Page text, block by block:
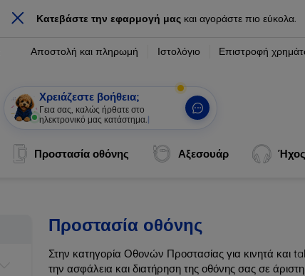
× Κατεβάστε την εφαρμογή μαςκαι αγοράστε πιο εύκολα.
Αποστολή και πληρωμή Ιστολόγιο Επιστροφή
Χρειάζεστε βοήθεια;
Γεια σας, καλώς ήρθατε στο
ηλεκτρονικό μας κατάστημα. |
Προστασία οθόνης Αξεσουάρ Ήχος
Προστασία οθόνης
Στην κατηγορία Οθονών Προστασίας για κινητά και
την ασφάλεια και διατήρηση της οθόνης σας σε